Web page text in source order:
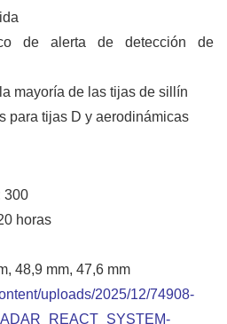
de alerta de detección de
mayoría de las tijas de sillín
para tijas D y aerodinámicas
300
horas
48,9 mm, 47,6 mm
uploads/2025/12/74908-